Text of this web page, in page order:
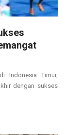
Indonesia Timur,
dengan sukses